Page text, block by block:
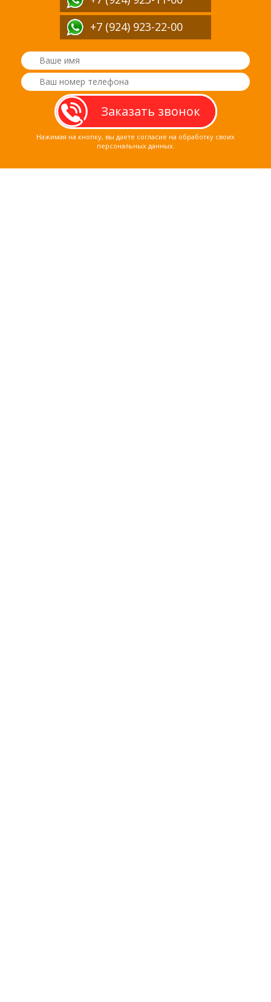
+7 (924) 923-22-00
Нажимая на кнопку, вы даете согласие на обработку своих
персональных данных.